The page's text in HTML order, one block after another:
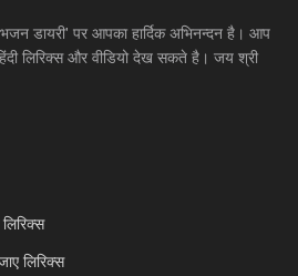
डायरी' पर आपका हार्दिक अभिनन्दन है। आप
लिरिक्स और वीडियो देख सकते है। जय श्री
लिरिक्स